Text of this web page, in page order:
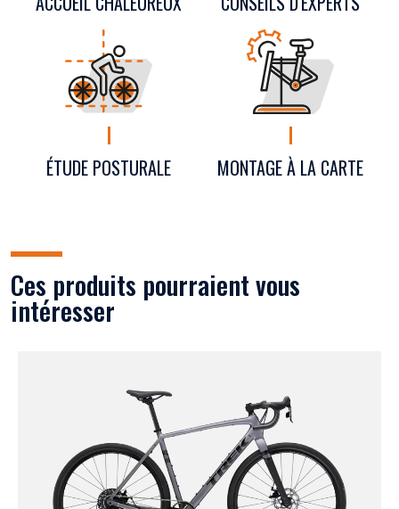
ÉTUDE POSTURALE MONTAGE À LA CARTE
Ces produits pourraient vous
intéresser